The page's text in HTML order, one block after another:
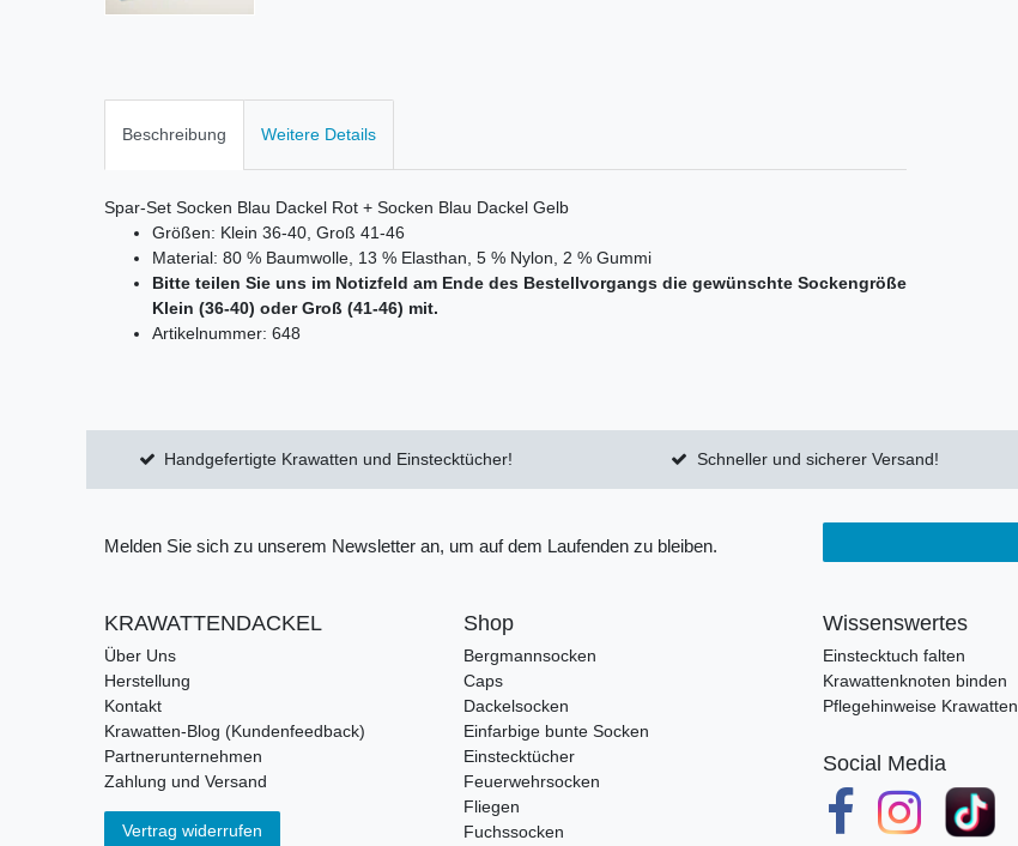
Beschreibung Weitere Details
Spar-Set Socken Blau Dackel Rot + Socken Blau Dackel Gelb
Größen: Klein 36-40, Groß 41-46
Material: 80 % Baumwolle, 13 % Elasthan, 5 % Nylon, 2 % Gummi
Bitte teilen Sie uns im Notizfeld am Ende des Bestellvorgangs die gewünschte Sockengröße
Klein (36-40) oder Groß (41-46) mit.
Artikelnummer: 648
Handgefertigte Krawatten und Einstecktücher! Schneller und sicherer Versand!
Melden Sie sich zu unserem Newsletter an, um auf dem Laufenden zu bleiben.
KRAWATTENDACKEL
Über Uns
Herstellung
Kontakt
Krawatten-Blog (Kundenfeedback)
Partnerunternehmen
Zahlung und Versand
Vertrag widerrufen
Shop
Bergmannsocken
Caps
Dackelsocken
Einfarbige bunte Socken
Einstecktücher
Feuerwehrsocken
Fliegen
Fuchssocken
Wissenswertes
Einstecktuch falten
Krawattenknoten binden
Pflegehinweise Krawatten
Social Media